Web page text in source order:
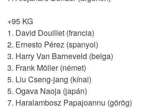
+95 KG
1. David Douillet (francia)
2. Ernesto Pérez (spanyol)
3. Harry Van Barneveld (belga)
3. Frank Möller (német)
5. Liu Cseng-jang (kínai)
5. Ogava Naoja (japán)
7. Haralambosz Papajoannu (görög)